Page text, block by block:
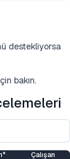
destekliyorsa
bakın.
Çalışan